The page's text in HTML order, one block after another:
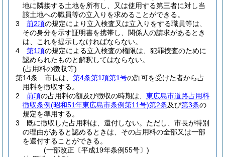
地に隣接する土地を所有し、又は使用する第三者に対し当
該土地への職員等の立入りを求めることができる。
3
前2項の規定により立入検査又は立入りをする職員等は、
その身分を示す証明書を携帯し、関係人の請求があるとき
は、これを提示しなければならない。
4
第1項の規定による立入検査の権限は、犯罪捜査のために
認められたものと解釈してはならない。
(占用料の徴収等)
第14条
市長は、 第4条第1項第1号の許可を受けた者から占
用料を徴収する。
2
前項の占用料の額及び徴収の時期は、 東広島市道路占用料
徴収条例(昭和51年東広島市条例第11号)第2条及び第3条の
規定を準用する。
3
既に徴収した占用料は、還付しない。 ただし、市長が特別
の理由があると認めるときは、その占用料の全部又は一部
を還付することができる。
(一部改正〔平成19年条例55号〕)